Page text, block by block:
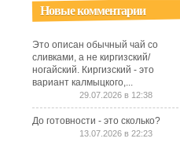
Новые комментарии
Это описан обычный чай со
сливками, а не киргизский/
ногайский. Киргизский - это
вариант калмыцкого,...
29.07.2026 в 12:38
До готовности - это сколько?
13.07.2026 в 22:23